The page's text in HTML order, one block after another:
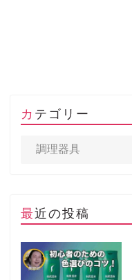
カテゴリー
最近の投稿